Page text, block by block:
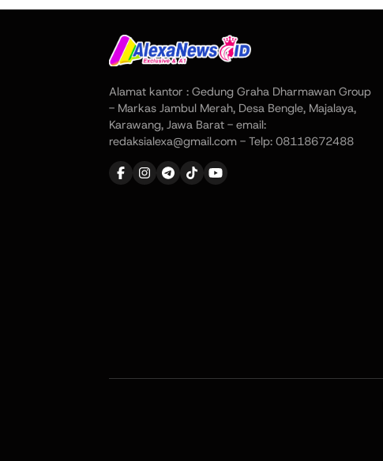
Alamat kantor : Gedung Graha Dharmawan Group
- Markas Jambul Merah, Desa Bengle, Majalaya,
Karawang, Jawa Barat - email:
redaksialexa@gmail.com - Telp: 08118672488